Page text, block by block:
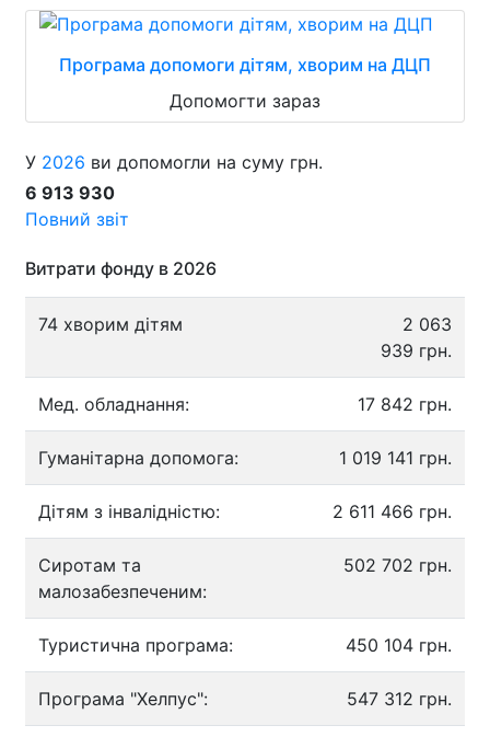
Програма допомоги дітям, хворим на ДЦП
Допомогти зараз
У 2026 ви допомогли на суму грн.
6 913 930
Повний звіт
Витрати фонду в 2026
74 хворим дітям
2 063
939 грн.
Мед. обладнання: 17 842 грн.
Гуманітарна допомога: 1 019 141 грн.
Дітям з інвалідністю: 2 611 466 грн.
Сиротам та
малозабезпеченим:
502 702 грн.
Туристична програма: 450 104 грн.
Програма "Хелпус": 547 312 грн.